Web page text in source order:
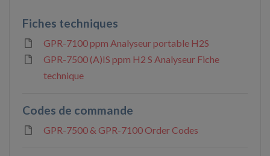
Fiches techniques
GPR-7100 ppm Analyseur portable H2S
GPR-7500 (A)IS ppm H2 S Analyseur Fiche
technique
Codes de commande
GPR-7500 & GPR-7100 Order Codes